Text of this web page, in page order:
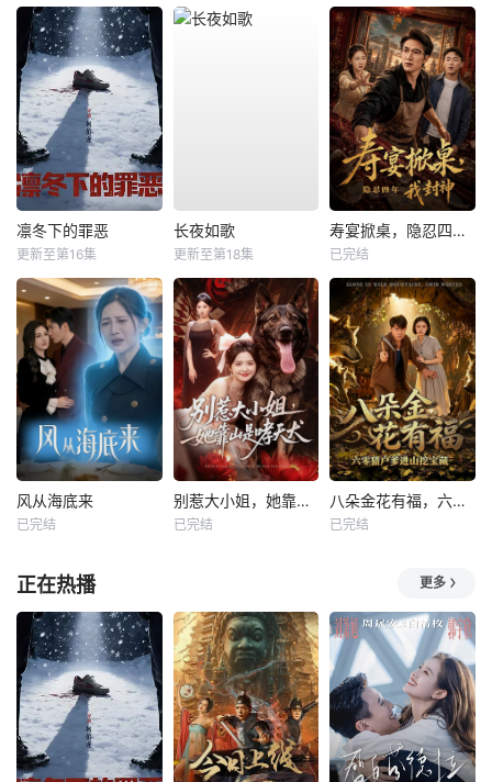
凛冬下的罪恶
更新至第16集
长夜如歌
更新至第18集
寿宴掀桌，隐忍四年我封神
已完结
风从海底来
已完结
别惹大小姐，她靠山是哮天犬
已完结
八朵金花有福，六零猎户爹进山挖宝藏
已完结
正在热播 更多